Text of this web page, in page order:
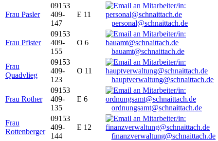
Frau Pasler
09153
409-
147
E 11
personal@schnaittach.de
Frau Pfister
09153
409-
155
O 6
bauamt@schnaittach.de
Frau
Quadvlieg
09153
409-
123
O 11
hauptverwaltung@schnaittach.de
Frau Rother
09153
409-
135
E 6
ordnungsamt@schnaittach.de
Frau
Rottenberger
09153
409-
144
E 12
finanzverwaltung@schnaittach.de